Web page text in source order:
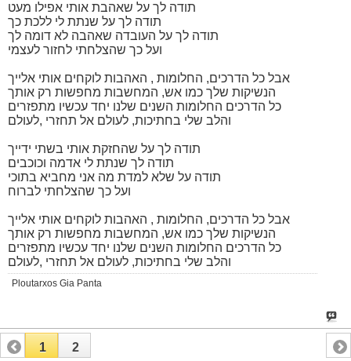
תודה לך על שאהבת אותי אפילו מעט
תודה לך על שנתת לי ללכת כך
תודה לך על העובדה שאהבה לא דומה לך
ועל כך שהצלחתי לחזור לעצמי
אבל כל הדרכים, החלומות , האהבות לוקחים אותי אלייך
הנשיקות שלך כמו אש, המחשבות מחפשות רק אותך
כל הדרכים החלומות השנים שלנו יחד עכשיו מתפזרים
והלב שלי בחתיכות, לעולם אל תחזרי ,לעולם
תודה לך על שהחזקת אותי בשתי ידייך
תודה לך שנתת לי אדמה וכוכבים
תודה על שלא למדת מה אני מחביא בתוכי
ועל כך שהצלחתי לברוח
אבל כל הדרכים, החלומות , האהבות לוקחים אותי אלייך
הנשיקות שלך כמו אש, המחשבות מחפשות רק אותך
כל הדרכים החלומות השנים שלנו יחד עכשיו מתפזרים
והלב שלי בחתיכות, לעולם אל תחזרי ,לעולם
Ploutarxos Gia Panta
1 2